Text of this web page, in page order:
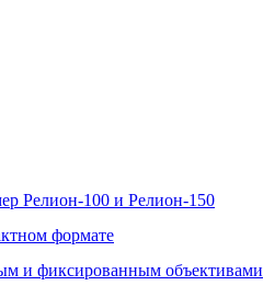
Релион-100 и Релион-150
формате
и фиксированным объективами